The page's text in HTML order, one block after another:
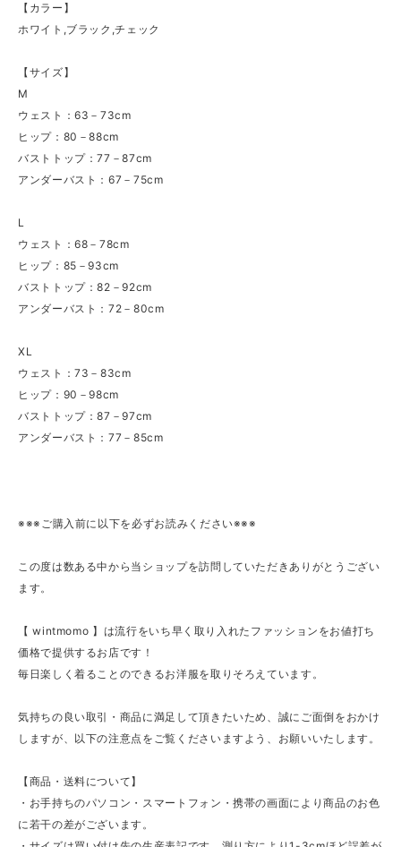
【カラー】
ホワイト,ブラック,チェック
【サイズ】
M
ウェスト：63－73cm
ヒップ：80－88cm
バストトップ：77－87cm
アンダーバスト：67－75cm
L
ウェスト：68－78cm
ヒップ：85－93cm
バストトップ：82－92cm
アンダーバスト：72－80cm
XL
ウェスト：73－83cm
ヒップ：90－98cm
バストトップ：87－97cm
アンダーバスト：77－85cm
※※※ご購入前に以下を必ずお読みください※※※
この度は数ある中から当ショップを訪問していただきありがとうござい
ます。
【 wintmomo 】は流行をいち早く取り入れたファッションをお値打ち
価格で提供するお店です！
毎日楽しく着ることのできるお洋服を取りそろえています。
気持ちの良い取引・商品に満足して頂きたいため、誠にご面倒をおかけ
しますが、以下の注意点をご覧くださいますよう、お願いいたします。
【商品・送料について】
・お手持ちのパソコン・スマートフォン・携帯の画面により商品のお色
に若干の差がございます。